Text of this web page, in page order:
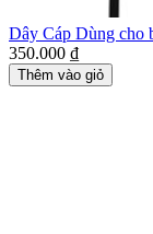
Dây Cáp Dùng cho
350.000 ₫
Thêm vào giỏ